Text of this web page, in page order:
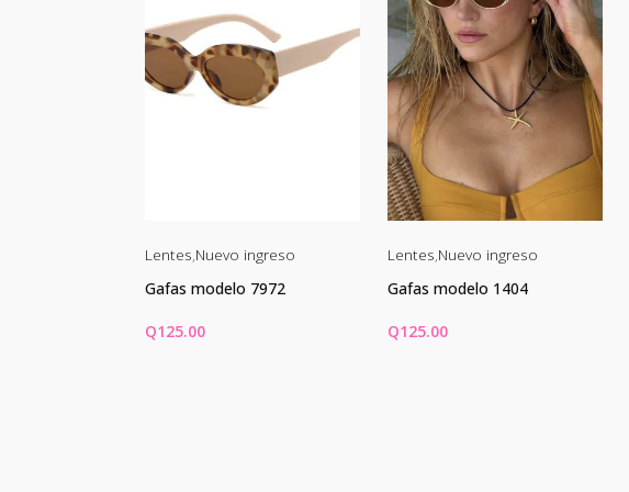
Lentes,Nuevo ingreso
Gafas modelo 7972
Q125.00
Lentes,Nuevo ingreso
Gafas modelo 1404
Q125.00